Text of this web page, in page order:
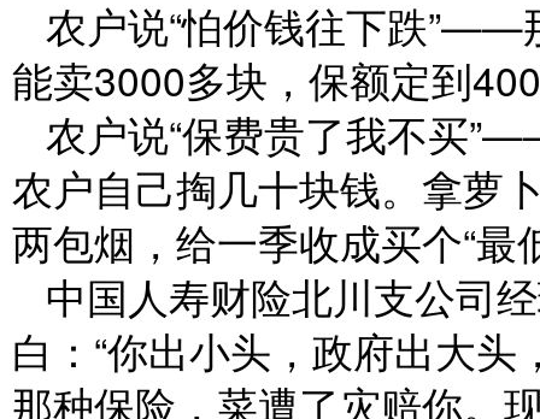
农户说“怕价钱往下跌”——
能卖3000多块，保额定到
农户说“保费贵了我不买
农户自己掏几十块钱。拿萝
两包烟，给一季收成买个“最
中国人寿财险北川支公司
白：“你出小头，政府出大
那种保险，菜遭了灾赔你。